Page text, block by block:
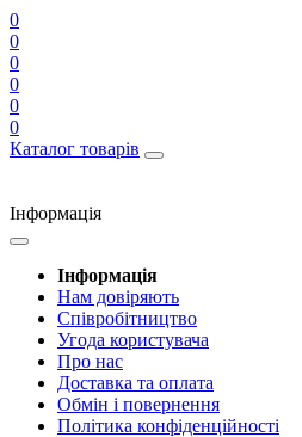
0
0
0
0
0
0
Каталог товарів
Інформація
Інформація
Нам довіряють
Співробітництво
Угода користувача
Про нас
Доставка та оплата
Обмін і повернення
Політика конфіденційності